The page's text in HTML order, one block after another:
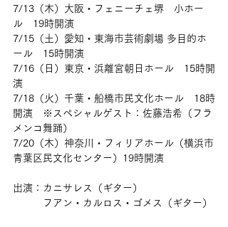
7/13（木）大阪・フェニーチェ堺　小ホー
ル　19時開演
7/15（土）愛知・東海市芸術劇場 多目的ホ
ール　15時開演
7/16（日）東京・浜離宮朝日ホール　15時開
演
7/18（火）千葉・船橋市民文化ホール　18時
開演　※スペシャルゲスト：佐藤浩希（フラ
メンコ舞踊）
7/20（木）神奈川・フィリアホール（横浜市
青葉区民文化センター）19時開演
出演：カニサレス（ギター）
フアン・カルロス・ゴメス（ギター）